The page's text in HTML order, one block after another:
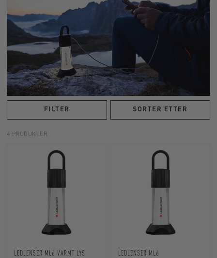
FILTER SORTER ETTER
4 PRODUKTER
LEDLENSER ML6 VARMT LYS LEDLENSER ML6